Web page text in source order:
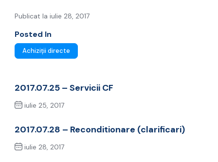
Publicat la iulie 28, 2017
Posted In
Achiziții directe
2017.07.25 – Servicii CF
iulie 25, 2017
2017.07.28 – Reconditionare (clarificari)
iulie 28, 2017